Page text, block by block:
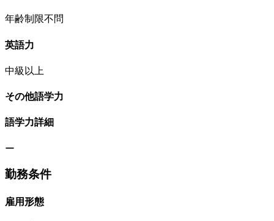
年齢制限不問
英語力
中級以上
その他語学力
語学力詳細
ー
勤務条件
雇用形態